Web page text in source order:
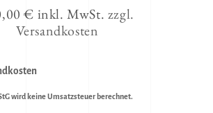
€ inkl. MwSt. zzgl.
Versandkosten
wird keine Umsatzsteuer berechnet.